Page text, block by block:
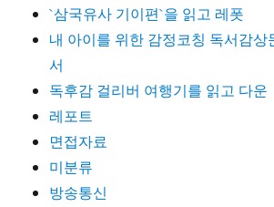
`삼국유사 기이편`을 읽고 레폿
내 아이를 위한 감정코칭 독서감상
서
독후감 걸리버 여행기를 읽고 다운
레포트
면접자료
미분류
방송통신